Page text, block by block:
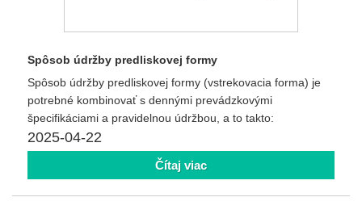
Spôsob údržby predliskovej formy
Spôsob údržby predliskovej formy (vstrekovacia forma) je
potrebné kombinovať s dennými prevádzkovými
špecifikáciami a pravidelnou údržbou, a to takto:
2025-04-22
Čítaj viac